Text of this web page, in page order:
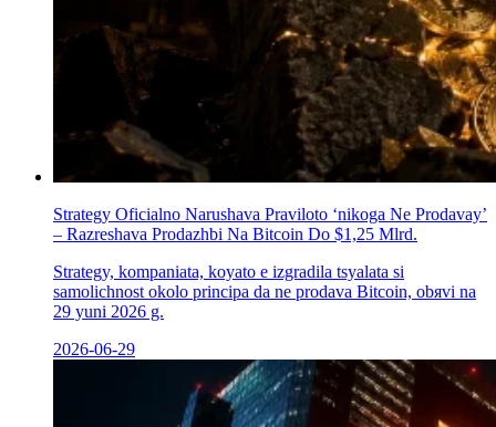
Strategy Oficіalno Narushava Praviloto ‘nikoga Ne Prodavay’
– Razreshava Prodazhbi Na Bitcoin Do $1,25 Mlrd.
Strategy, kompaniata, koуato е izgradila tsyalata si
samolichnost okolo principa da ne prodava Bitcoin, obяvi na
29 yuni 2026 g.
2026-06-29